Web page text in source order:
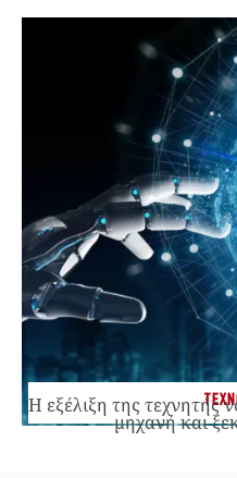
Η εξέλιξη της τεχνητής
μηχανή και